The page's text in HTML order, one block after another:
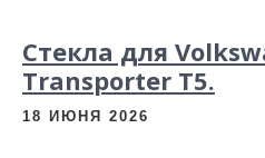
Стекла для
Transporter T5.
18 ИЮНЯ 2026